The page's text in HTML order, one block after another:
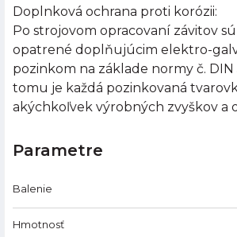
Doplnková ochrana proti korózii:
Po strojovom opracovaní závitov
opatrené doplňujúcim elektro-
pozinkom na základe normy č. DIN
tomu je každá pozinkovaná
akýchkoľvek výrobných zvyškov a
Parametre
Balenie
Hmotnosť